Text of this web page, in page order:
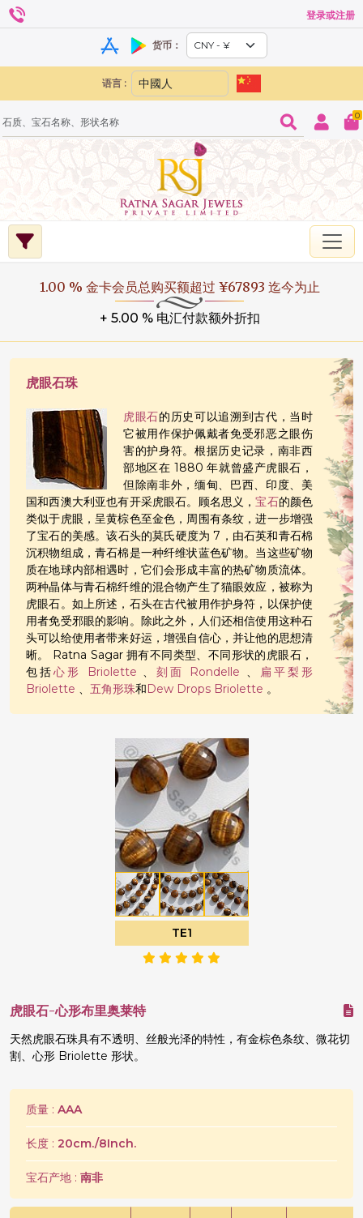
登录或注册
货币：
语言 :
0
1.00 % 金卡会员总购买额超过 ¥67893 迄今为止
+ 5.00 % 电汇付款额外折扣
虎眼石珠
虎眼石的历史可以追溯到古代，当时
它被用作保护佩戴者免受邪恶之眼伤
害的护身符。根据历史记录，南非西
部地区在 1880 年就曾盛产虎眼石，
但除南非外，缅甸、巴西、印度、美
国和西澳大利亚也有开采虎眼石。顾名思义，宝石的颜色
类似于虎眼，呈黄棕色至金色，周围有条纹，进一步增强
了宝石的美感。该石头的莫氏硬度为 7，由石英和青石棉
沉积物组成，青石棉是一种纤维状蓝色矿物。当这些矿物
质在地球内部相遇时，它们会形成丰富的热矿物质流体。
两种晶体与青石棉纤维的混合物产生了猫眼效应，被称为
虎眼石。如上所述，石头在古代被用作护身符，以保护使
用者免受邪眼的影响。除此之外，人们还相信使用这种石
头可以给使用者带来好运，增强自信心，并让他的思想清
晰。 Ratna Sagar 拥有不同类型、不同形状的虎眼石，
包括心形 Briolette 、 刻面 Rondelle 、
扁平梨形
Briolette 、 五角形珠和Dew Drops Briolette 。
TE1
虎眼石-心形布里奥莱特
天然虎眼石珠具有不透明、丝般光泽的特性，有金棕色条纹、微花切
割、心形 Briolette 形状。
质量 : AAA
长度 : 20cm./8Inch.
宝石产地 : 南非